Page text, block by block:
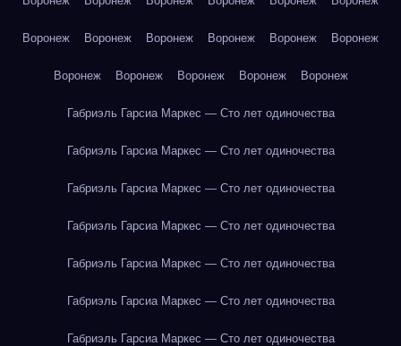
Воронеж Воронеж Воронеж Воронеж Воронеж Воронеж
Воронеж Воронеж Воронеж Воронеж Воронеж
Габриэль Гарсиа Маркес — Сто лет одиночества
Габриэль Гарсиа Маркес — Сто лет одиночества
Габриэль Гарсиа Маркес — Сто лет одиночества
Габриэль Гарсиа Маркес — Сто лет одиночества
Габриэль Гарсиа Маркес — Сто лет одиночества
Габриэль Гарсиа Маркес — Сто лет одиночества
Габриэль Гарсиа Маркес — Сто лет одиночества